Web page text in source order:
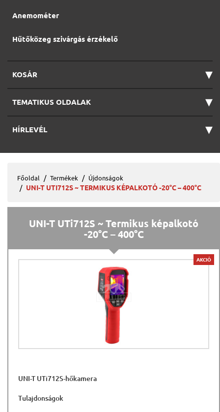
Anemométer
Hűtőközeg szivárgás érzékelő
KOSÁR ▾
TEMATIKUS OLDALAK ▾
HÍRLEVÉL ▾
Főoldal Termékek Újdonságok
UNI-T UTI712S ~ TERMIKUS KÉPALKOTÓ -20°C – 400°C
UNI-T UTi712S ~ Termikus képalkotó
-20°C – 400°C
AKCIÓ
UNI-T UTi712S-hőkamera
Tulajdonságok